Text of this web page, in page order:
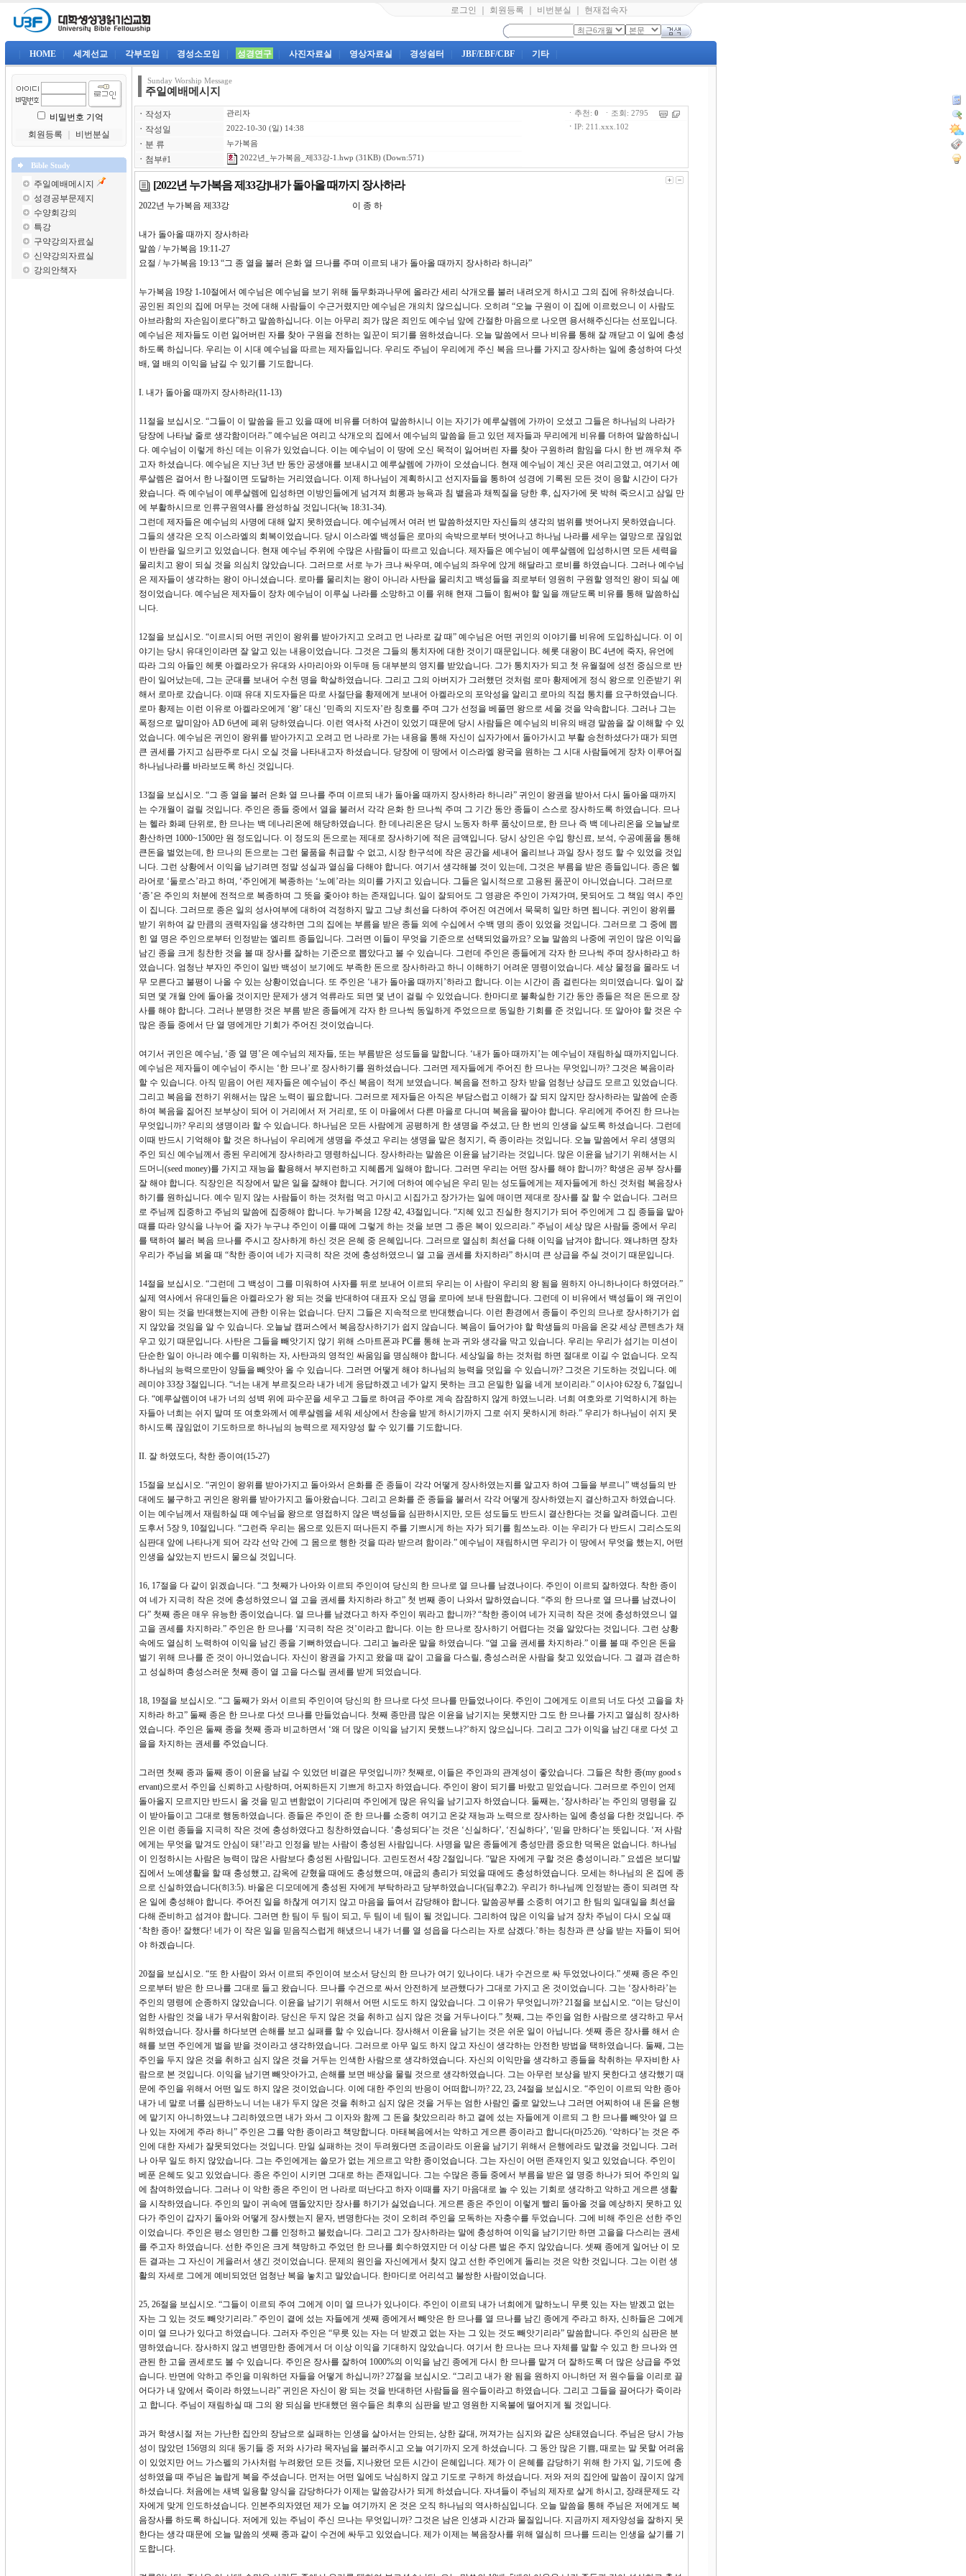
로그인 회원등록 비번분실 현재접속자
HOME 세계선교 각부모임 경성소모임 성경연구 사진자료실 영상자료실 경성쉼터 JBF/EBF/CBF 기타
비밀번호 기억
회원등록
비번분실
Bible Study
주일예배메시지
성경공부문제지
수양회강의
특강
구약강의자료실
신약강의자료실
강의안책자
Sunday Worship Message
주일예배메시지
ㆍ 작성자 관리자
ㆍ 작성일 2022-10-30 (일) 14:38
ㆍ 분 류 누가복음
ㆍ 첨부#1 2022년_누가복음_제33강-1.hwp (31KB) (Down:571)
ㆍ추천: 0 ㆍ조회: 2795
ㆍ IP: 211.xxx.102
[2022년 누가복음 제33강]내가 돌아올 때까지 장사하라
2022년 누가복음 제33강 이 종 하
내가 돌아올 때까지 장사하라
말씀 / 누가복음 19:11-27
요절 / 누가복음 19:13 “그 종 열을 불러 은화 열 므나를 주며 이르되 내가 돌아올 때까지 장사하라 하니라”
누가복음 19장 1-10절에서 예수님은 예수님을 보기 위해 돌무화과나무에 올라간 세리 삭개오를 불러 내려오게 하시고 그의 집에 유하셨습니다.
공인된 죄인의 집에 머무는 것에 대해 사람들이 수근거렸지만 예수님은 개의치 않으십니다. 오히려 “오늘 구원이 이 집에 이르렀으니 이 사람도
아브라함의 자손임이로다”하고 말씀하십니다. 이는 아무리 죄가 많은 죄인도 예수님 앞에 간절한 마음으로 나오면 용서해주신다는 선포입니다.
예수님은 제자들도 이런 잃어버린 자를 찾아 구원을 전하는 일꾼이 되기를 원하셨습니다. 오늘 말씀에서 므나 비유를 통해 잘 깨닫고 이 일에 충성
하도록 하십니다. 우리는 이 시대 예수님을 따르는 제자들입니다. 우리도 주님이 우리에게 주신 복음 므나를 가지고 장사하는 일에 충성하여 다섯
배, 열 배의 이익을 남길 수 있기를 기도합니다.
I. 내가 돌아올 때까지 장사하라(11-13)
11절을 보십시오. “그들이 이 말씀을 듣고 있을 때에 비유를 더하여 말씀하시니 이는 자기가 예루살렘에 가까이 오셨고 그들은 하나님의 나라가
당장에 나타날 줄로 생각함이더라.” 예수님은 여리고 삭개오의 집에서 예수님의 말씀을 듣고 있던 제자들과 무리에게 비유를 더하여 말씀하십니
다. 예수님이 이렇게 하신 데는 이유가 있었습니다. 이는 예수님이 이 땅에 오신 목적이 잃어버린 자를 찾아 구원하려 함임을 다시 한 번 깨우쳐 주
고자 하셨습니다. 예수님은 지난 3년 반 동안 공생애를 보내시고 예루살렘에 가까이 오셨습니다. 현재 예수님이 계신 곳은 여리고였고, 여기서 예
루살렘은 걸어서 한 나절이면 도달하는 거리였습니다. 이제 하나님이 계획하시고 선지자들을 통하여 성경에 기록된 모든 것이 응할 시간이 다가
왔습니다. 즉 예수님이 예루살렘에 입성하면 이방인들에게 넘겨져 희롱과 능욕과 침 뱉음과 채찍질을 당한 후, 십자가에 못 박혀 죽으시고 삼일 만
에 부활하시므로 인류구원역사를 완성하실 것입니다(눅 18:31-34).
그런데 제자들은 예수님의 사명에 대해 알지 못하였습니다. 예수님께서 여러 번 말씀하셨지만 자신들의 생각의 범위를 벗어나지 못하였습니다.
그들의 생각은 오직 이스라엘의 회복이었습니다. 당시 이스라엘 백성들은 로마의 속박으로부터 벗어나고 하나님 나라를 세우는 열망으로 끊임없
이 반란을 일으키고 있었습니다. 현재 예수님 주위에 수많은 사람들이 따르고 있습니다. 제자들은 예수님이 예루살렘에 입성하시면 모든 세력을
물리치고 왕이 되실 것을 의심치 않았습니다. 그러므로 서로 누가 크냐 싸우며, 예수님의 좌우에 앉게 해달라고 로비를 하였습니다. 그러나 예수님
은 제자들이 생각하는 왕이 아니셨습니다. 로마를 물리치는 왕이 아니라 사탄을 물리치고 백성들을 죄로부터 영원히 구원할 영적인 왕이 되실 예
정이었습니다. 예수님은 제자들이 장차 예수님이 이루실 나라를 소망하고 이를 위해 현재 그들이 힘써야 할 일을 깨닫도록 비유를 통해 말씀하십
니다.
12절을 보십시오. “이르시되 어떤 귀인이 왕위를 받아가지고 오려고 먼 나라로 갈 때” 예수님은 어떤 귀인의 이야기를 비유에 도입하십니다. 이 이
야기는 당시 유대인이라면 잘 알고 있는 내용이었습니다. 그것은 그들의 통치자에 대한 것이기 때문입니다. 헤롯 대왕이 BC 4년에 죽자, 유언에
따라 그의 아들인 헤롯 아켈라오가 유대와 사마리아와 이두매 등 대부분의 영지를 받았습니다. 그가 통치자가 되고 첫 유월절에 성전 중심으로 반
란이 일어났는데, 그는 군대를 보내어 수천 명을 학살하였습니다. 그리고 그의 아버지가 그러했던 것처럼 로마 황제에게 정식 왕으로 인준받기 위
해서 로마로 갔습니다. 이때 유대 지도자들은 따로 사절단을 황제에게 보내어 아켈라오의 포악성을 알리고 로마의 직접 통치를 요구하였습니다.
로마 황제는 이런 이유로 아켈라오에게 ‘왕’ 대신 ‘민족의 지도자’란 칭호를 주며 그가 선정을 베풀면 왕으로 세울 것을 약속합니다. 그러나 그는
폭정으로 말미암아 AD 6년에 폐위 당하였습니다. 이런 역사적 사건이 있었기 때문에 당시 사람들은 예수님의 비유의 배경 말씀을 잘 이해할 수 있
었습니다. 예수님은 귀인이 왕위를 받아가지고 오려고 먼 나라로 가는 내용을 통해 자신이 십자가에서 돌아가시고 부활 승천하셨다가 때가 되면
큰 권세를 가지고 심판주로 다시 오실 것을 나타내고자 하셨습니다. 당장에 이 땅에서 이스라엘 왕국을 원하는 그 시대 사람들에게 장차 이루어질
하나님나라를 바라보도록 하신 것입니다.
13절을 보십시오. “그 종 열을 불러 은화 열 므나를 주며 이르되 내가 돌아올 때까지 장사하라 하니라” 귀인이 왕권을 받아서 다시 돌아올 때까지
는 수개월이 걸릴 것입니다. 주인은 종들 중에서 열을 불러서 각각 은화 한 므나씩 주며 그 기간 동안 종들이 스스로 장사하도록 하였습니다. 므나
는 헬라 화폐 단위로, 한 므나는 백 데나리온에 해당하였습니다. 한 데나리온은 당시 노동자 하루 품삯이므로, 한 므나 즉 백 데나리온을 오늘날로
환산하면 1000~1500만 원 정도입니다. 이 정도의 돈으로는 제대로 장사하기에 적은 금액입니다. 당시 상인은 수입 향신료, 보석, 수공예품을 통해
큰돈을 벌었는데, 한 므나의 돈으로는 그런 물품을 취급할 수 없고, 시장 한구석에 작은 공간을 세내어 올리브나 과일 장사 정도 할 수 있었을 것입
니다. 그런 상황에서 이익을 남기려면 정말 성실과 열심을 다해야 합니다. 여기서 생각해볼 것이 있는데, 그것은 부름을 받은 종들입니다. 종은 헬
라어로 ‘둘로스’라고 하며, ‘주인에게 복종하는 ‘노예’라는 의미를 가지고 있습니다. 그들은 일시적으로 고용된 품꾼이 아니었습니다. 그러므로
‘종’은 주인의 처분에 전적으로 복종하며 그 뜻을 좇아야 하는 존재입니다. 일이 잘되어도 그 영광은 주인이 가져가며, 못되어도 그 책임 역시 주인
이 집니다. 그러므로 종은 일의 성사여부에 대하여 걱정하지 말고 그냥 최선을 다하여 주어진 여건에서 묵묵히 일만 하면 됩니다. 귀인이 왕위를
받기 위하여 갈 만큼의 권력자임을 생각하면 그의 집에는 부름을 받은 종들 외에 수십에서 수백 명의 종이 있었을 것입니다. 그러므로 그 중에 뽑
힌 열 명은 주인으로부터 인정받는 엘리트 종들입니다. 그러면 이들이 무엇을 기준으로 선택되었을까요? 오늘 말씀의 나중에 귀인이 많은 이익을
남긴 종을 크게 칭찬한 것을 볼 때 장사를 잘하는 기준으로 뽑았다고 볼 수 있습니다. 그런데 주인은 종들에게 각자 한 므나씩 주며 장사하라고 하
였습니다. 엄청난 부자인 주인이 일반 백성이 보기에도 부족한 돈으로 장사하라고 하니 이해하기 어려운 명령이었습니다. 세상 물정을 몰라도 너
무 모른다고 불평이 나올 수 있는 상황이었습니다. 또 주인은 ‘내가 돌아올 때까지’하라고 합니다. 이는 시간이 좀 걸린다는 의미였습니다. 일이 잘
되면 몇 개월 안에 돌아올 것이지만 문제가 생겨 억류라도 되면 몇 년이 걸릴 수 있었습니다. 한마디로 불확실한 기간 동안 종들은 적은 돈으로 장
사를 해야 합니다. 그러나 분명한 것은 부름 받은 종들에게 각자 한 므나씩 동일하게 주었으므로 동일한 기회를 준 것입니다. 또 알아야 할 것은 수
많은 종들 중에서 단 열 명에게만 기회가 주어진 것이었습니다.
여기서 귀인은 예수님, ‘종 열 명’은 예수님의 제자들, 또는 부름받은 성도들을 말합니다. ‘내가 돌아 때까지’는 예수님이 재림하실 때까지입니다.
예수님은 제자들이 예수님이 주시는 ‘한 므나’로 장사하기를 원하셨습니다. 그러면 제자들에게 주어진 한 므나는 무엇입니까? 그것은 복음이라
할 수 있습니다. 아직 믿음이 어린 제자들은 예수님이 주신 복음이 적게 보였습니다. 복음을 전하고 장차 받을 엄청난 상급도 모르고 있었습니다.
그리고 복음을 전하기 위해서는 많은 노력이 필요합니다. 그러므로 제자들은 아직은 부담스럽고 이해가 잘 되지 않지만 장사하라는 말씀에 순종
하여 복음을 짊어진 보부상이 되어 이 거리에서 저 거리로, 또 이 마을에서 다른 마을로 다니며 복음을 팔아야 합니다. 우리에게 주어진 한 므나는
무엇입니까? 우리의 생명이라 할 수 있습니다. 하나님은 모든 사람에게 공평하게 한 생명을 주셨고, 단 한 번의 인생을 살도록 하셨습니다. 그런데
이때 반드시 기억해야 할 것은 하나님이 우리에게 생명을 주셨고 우리는 생명을 맡은 청지기, 즉 종이라는 것입니다. 오늘 말씀에서 우리 생명의
주인 되신 예수님께서 종된 우리에게 장사하라고 명령하십니다. 장사하라는 말씀은 이윤을 남기라는 것입니다. 많은 이윤을 남기기 위해서는 시
드머니(seed money)를 가지고 재능을 활용해서 부지런하고 지혜롭게 일해야 합니다. 그러면 우리는 어떤 장사를 해야 합니까? 학생은 공부 장사를
잘 해야 합니다. 직장인은 직장에서 맡은 일을 잘해야 합니다. 거기에 더하여 예수님은 우리 믿는 성도들에게는 제자들에게 하신 것처럼 복음장사
하기를 원하십니다. 예수 믿지 않는 사람들이 하는 것처럼 먹고 마시고 시집가고 장가가는 일에 매이면 제대로 장사를 잘 할 수 없습니다. 그러므
로 주님께 집중하고 주님의 말씀에 집중해야 합니다. 누가복음 12장 42, 43절입니다. “지혜 있고 진실한 청지기가 되어 주인에게 그 집 종들을 맡아
때를 따라 양식을 나누어 줄 자가 누구냐 주인이 이를 때에 그렇게 하는 것을 보면 그 종은 복이 있으리라.” 주님이 세상 많은 사람들 중에서 우리
를 택하여 불러 복음 므나를 주시고 장사하게 하신 것은 은혜 중 은혜입니다. 그러므로 열심히 최선을 다해 이익을 남겨야 합니다. 왜냐하면 장차
우리가 주님을 뵈올 때 “착한 종이여 네가 지극히 작은 것에 충성하였으니 열 고을 권세를 차지하라” 하시며 큰 상급을 주실 것이기 때문입니다.
14절을 보십시오. “그런데 그 백성이 그를 미워하여 사자를 뒤로 보내어 이르되 우리는 이 사람이 우리의 왕 됨을 원하지 아니하나이다 하였더라.”
실제 역사에서 유대인들은 아켈라오가 왕 되는 것을 반대하여 대표자 오십 명을 로마에 보내 탄원합니다. 그런데 이 비유에서 백성들이 왜 귀인이
왕이 되는 것을 반대했는지에 관한 이유는 없습니다. 단지 그들은 지속적으로 반대했습니다. 이런 환경에서 종들이 주인의 므나로 장사하기가 쉽
지 않았을 것임을 알 수 있습니다. 오늘날 캠퍼스에서 복음장사하기가 쉽지 않습니다. 복음이 들어가야 할 학생들의 마음을 온갖 세상 콘텐츠가 채
우고 있기 때문입니다. 사탄은 그들을 빼앗기지 않기 위해 스마트폰과 PC를 통해 눈과 귀와 생각을 막고 있습니다. 우리는 우리가 섬기는 미션이
단순한 일이 아니라 예수를 미워하는 자, 사탄과의 영적인 싸움임을 명심해야 합니다. 세상일을 하는 것처럼 하면 절대로 이길 수 없습니다. 오직
하나님의 능력으로만이 양들을 빼앗아 올 수 있습니다. 그러면 어떻게 해야 하나님의 능력을 덧입을 수 있습니까? 그것은 기도하는 것입니다. 예
레미야 33장 3절입니다. “너는 내게 부르짖으라 내가 네게 응답하겠고 네가 알지 못하는 크고 은밀한 일을 네게 보이리라.” 이사야 62장 6, 7절입니
다. “예루살렘이여 내가 너의 성벽 위에 파수꾼을 세우고 그들로 하여금 주야로 계속 잠잠하지 않게 하였느니라. 너희 여호와로 기억하시게 하는
자들아 너희는 쉬지 말며 또 여호와께서 예루살렘을 세워 세상에서 찬송을 받게 하시기까지 그로 쉬지 못하시게 하라.” 우리가 하나님이 쉬지 못
하시도록 끊임없이 기도하므로 하나님의 능력으로 제자양성 할 수 있기를 기도합니다.
II. 잘 하였도다, 착한 종이여(15-27)
15절을 보십시오. “귀인이 왕위를 받아가지고 돌아와서 은화를 준 종들이 각각 어떻게 장사하였는지를 알고자 하여 그들을 부르니” 백성들의 반
대에도 불구하고 귀인은 왕위를 받아가지고 돌아왔습니다. 그리고 은화를 준 종들을 불러서 각각 어떻게 장사하였는지 결산하고자 하였습니다.
이는 예수님께서 재림하실 때 예수님을 왕으로 영접하지 않은 백성들을 심판하시지만, 모든 성도들도 반드시 결산한다는 것을 알려줍니다. 고린
도후서 5장 9, 10절입니다. “그런즉 우리는 몸으로 있든지 떠나든지 주를 기쁘시게 하는 자가 되기를 힘쓰노라. 이는 우리가 다 반드시 그리스도의
심판대 앞에 나타나게 되어 각각 선악 간에 그 몸으로 행한 것을 따라 받으려 함이라.” 예수님이 재림하시면 우리가 이 땅에서 무엇을 했는지, 어떤
인생을 살았는지 반드시 물으실 것입니다.
16, 17절을 다 같이 읽겠습니다. “그 첫째가 나아와 이르되 주인이여 당신의 한 므나로 열 므나를 남겼나이다. 주인이 이르되 잘하였다. 착한 종이
여 네가 지극히 작은 것에 충성하였으니 열 고을 권세를 차지하라 하고” 첫 번째 종이 나와서 말하였습니다. “주의 한 므나로 열 므나를 남겼나이
다” 첫째 종은 매우 유능한 종이었습니다. 열 므나를 남겼다고 하자 주인이 뭐라고 합니까? “착한 종이여 네가 지극히 작은 것에 충성하였으니 열
고을 권세를 차지하라.” 주인은 한 므나를 ‘지극히 작은 것’이라고 합니다. 이는 한 므나로 장사하기 어렵다는 것을 알았다는 것입니다. 그런 상황
속에도 열심히 노력하여 이익을 남긴 종을 기뻐하였습니다. 그리고 놀라운 말을 하였습니다. “열 고을 권세를 차지하라.” 이를 볼 때 주인은 돈을
벌기 위해 므나를 준 것이 아니었습니다. 자신이 왕권을 가지고 왔을 때 같이 고을을 다스릴, 충성스러운 사람을 찾고 있었습니다. 그 결과 겸손하
고 성실하며 충성스러운 첫째 종이 열 고을 다스릴 권세를 받게 되었습니다.
18, 19절을 보십시오. “그 둘째가 와서 이르되 주인이여 당신의 한 므나로 다섯 므나를 만들었나이다. 주인이 그에게도 이르되 너도 다섯 고을을 차
지하라 하고” 둘째 종은 한 므나로 다섯 므나를 만들었습니다. 첫째 종만큼 많은 이윤을 남기지는 못했지만 그도 한 므나를 가지고 열심히 장사하
였습니다. 주인은 둘째 종을 첫째 종과 비교하면서 ‘왜 더 많은 이익을 남기지 못했느냐?’하지 않으십니다. 그리고 그가 이익을 남긴 대로 다섯 고
을을 차지하는 권세를 주었습니다.
그러면 첫째 종과 둘째 종이 이윤을 남길 수 있었던 비결은 무엇입니까? 첫째로, 이들은 주인과의 관계성이 좋았습니다. 그들은 착한 종(my good s
ervant)으로서 주인을 신뢰하고 사랑하며, 어찌하든지 기쁘게 하고자 하였습니다. 주인이 왕이 되기를 바랐고 믿었습니다. 그러므로 주인이 언제
돌아올지 모르지만 반드시 올 것을 믿고 변함없이 기다리며 주인에게 많은 유익을 남기고자 하였습니다. 둘째는, ‘장사하라’는 주인의 명령을 깊
이 받아들이고 그대로 행동하였습니다. 종들은 주인이 준 한 므나를 소중히 여기고 온갖 재능과 노력으로 장사하는 일에 충성을 다한 것입니다. 주
인은 이런 종들을 지극히 작은 것에 충성하였다고 칭찬하였습니다. ‘충성되다’는 것은 ‘신실하다’, ‘진실하다’, ‘믿을 만하다’는 뜻입니다. ‘저 사람
에게는 무엇을 맡겨도 안심이 돼!’라고 인정을 받는 사람이 충성된 사람입니다. 사명을 맡은 종들에게 충성만큼 중요한 덕목은 없습니다. 하나님
이 인정하시는 사람은 능력이 많은 사람보다 충성된 사람입니다. 고린도전서 4장 2절입니다. “맡은 자에게 구할 것은 충성이니라.” 요셉은 보디발
집에서 노예생활을 할 때 충성했고, 감옥에 갇혔을 때에도 충성했으며, 애굽의 총리가 되었을 때에도 충성하였습니다. 모세는 하나님의 온 집에 종
으로 신실하였습니다(히3:5). 바울은 디모데에게 충성된 자에게 부탁하라고 당부하였습니다(딤후2:2). 우리가 하나님께 인정받는 종이 되려면 작
은 일에 충성해야 합니다. 주어진 일을 하찮게 여기지 않고 마음을 들여서 감당해야 합니다. 말씀공부를 소중히 여기고 한 팀의 일대일을 최선을
다해 준비하고 섬겨야 합니다. 그러면 한 팀이 두 팀이 되고, 두 팀이 네 팀이 될 것입니다. 그리하여 많은 이익을 남겨 장차 주님이 다시 오실 때
‘착한 종아! 잘했다! 네가 이 작은 일을 믿음직스럽게 해냈으니 내가 너를 열 성읍을 다스리는 자로 삼겠다.’하는 칭찬과 큰 상을 받는 자들이 되어
야 하겠습니다.
20절을 보십시오. “또 한 사람이 와서 이르되 주인이여 보소서 당신의 한 므나가 여기 있나이다. 내가 수건으로 싸 두었었나이다.” 셋째 종은 주인
으로부터 받은 한 므나를 그대로 들고 왔습니다. 므나를 수건으로 싸서 안전하게 보관했다가 그대로 가지고 온 것이었습니다. 그는 ‘장사하라’는
주인의 명령에 순종하지 않았습니다. 이윤을 남기기 위해서 어떤 시도도 하지 않았습니다. 그 이유가 무엇입니까? 21절을 보십시오. “이는 당신이
엄한 사람인 것을 내가 무서워함이라. 당신은 두지 않은 것을 취하고 심지 않은 것을 거두나이다.” 첫째, 그는 주인을 엄한 사람으로 생각하고 무서
워하였습니다. 장사를 하다보면 손해를 보고 실패를 할 수 있습니다. 장사해서 이윤을 남기는 것은 쉬운 일이 아닙니다. 셋째 종은 장사를 해서 손
해를 보면 주인에게 벌을 받을 것이라고 생각하였습니다. 그러므로 아무 일도 하지 않고 자신이 생각하는 안전한 방법을 택하였습니다. 둘째, 그는
주인을 두지 않은 것을 취하고 심지 않은 것을 거두는 인색한 사람으로 생각하였습니다. 자신의 이익만을 생각하고 종들을 착취하는 무자비한 사
람으로 본 것입니다. 이익을 남기면 빼앗아가고, 손해를 보면 배상을 물릴 것으로 생각하였습니다. 그는 아무런 보상을 받지 못한다고 생각했기 때
문에 주인을 위해서 어떤 일도 하지 않은 것이었습니다. 이에 대한 주인의 반응이 어떠합니까? 22, 23, 24절을 보십시오. “주인이 이르되 악한 종아
내가 네 말로 너를 심판하노니 너는 내가 두지 않은 것을 취하고 심지 않은 것을 거두는 엄한 사람인 줄로 알았느냐 그러면 어찌하여 내 돈을 은행
에 맡기지 아니하였느냐 그리하였으면 내가 와서 그 이자와 함께 그 돈을 찾았으리라 하고 곁에 섰는 자들에게 이르되 그 한 므나를 빼앗아 열 므
나 있는 자에게 주라 하니” 주인은 그를 악한 종이라고 책망합니다. 마태복음에서는 악하고 게으른 종이라고 합니다(마25:26). ‘악하다’는 것은 주
인에 대한 자세가 잘못되었다는 것입니다. 만일 실패하는 것이 두려웠다면 조금이라도 이윤을 남기기 위해서 은행에라도 맡겼을 것입니다. 그러
나 아무 일도 하지 않았습니다. 그는 주인에게는 쓸모가 없는 게으르고 악한 종이었습니다. 그는 자신이 어떤 존재인지 잊고 있었습니다. 주인이
베푼 은혜도 잊고 있었습니다. 종은 주인이 시키면 그대로 하는 존재입니다. 그는 수많은 종들 중에서 부름을 받은 열 명중 하나가 되어 주인의 일
에 참여하였습니다. 그러나 이 악한 종은 주인이 먼 나라로 떠난다고 하자 이때를 자기 마음대로 놀 수 있는 기회로 생각하고 악하고 게으른 생활
을 시작하였습니다. 주인의 말이 귀속에 맴돌았지만 장사를 하기가 싫었습니다. 게으른 종은 주인이 이렇게 빨리 돌아올 것을 예상하지 못하고 있
다가 주인이 갑자기 돌아와 어떻게 장사했는지 묻자, 변명한다는 것이 오히려 주인을 모독하는 자충수를 두었습니다. 그에 비해 주인은 선한 주인
이었습니다. 주인은 평소 영민한 그를 인정하고 불렀습니다. 그리고 그가 장사하라는 말에 충성하여 이익을 남기기만 하면 고을을 다스리는 권세
를 주고자 하였습니다. 선한 주인은 크게 책망하고 주었던 한 므나를 회수하였지만 더 이상 다른 벌은 주지 않았습니다. 셋째 종에게 일어난 이 모
든 결과는 그 자신이 게을러서 생긴 것이었습니다. 문제의 원인을 자신에게서 찾지 않고 선한 주인에게 돌리는 것은 악한 것입니다. 그는 이런 생
활의 자세로 그에게 예비되었던 엄청난 복을 놓치고 말았습니다. 한마디로 어리석고 불쌍한 사람이었습니다.
25, 26절을 보십시오. “그들이 이르되 주여 그에게 이미 열 므나가 있나이다. 주인이 이르되 내가 너희에게 말하노니 무릇 있는 자는 받겠고 없는
자는 그 있는 것도 빼앗기리라.” 주인이 곁에 섰는 자들에게 셋째 종에게서 빼앗은 한 므나를 열 므나를 남긴 종에게 주라고 하자, 신하들은 그에게
이미 열 므나가 있다고 하였습니다. 그러자 주인은 “무릇 있는 자는 더 받겠고 없는 자는 그 있는 것도 빼앗기리라” 말씀합니다. 주인의 심판은 분
명하였습니다. 장사하지 않고 변명만한 종에게서 더 이상 이익을 기대하지 않았습니다. 여기서 한 므나는 므나 자체를 말할 수 있고 한 므나와 연
관된 한 고을 권세로도 볼 수 있습니다. 주인은 장사를 잘하여 1000%의 이익을 남긴 종에게 다시 한 므나를 맡겨 더 잘하도록 더 많은 상급을 주었
습니다. 반면에 악하고 주인을 미워하던 자들을 어떻게 하십니까? 27절을 보십시오. “그리고 내가 왕 됨을 원하지 아니하던 저 원수들을 이리로 끌
어다가 내 앞에서 죽이라 하였느니라” 귀인은 자신이 왕 되는 것을 반대하던 사람들을 원수들이라고 하였습니다. 그리고 그들을 끌어다가 죽이라
고 합니다. 주님이 재림하실 때 그의 왕 되심을 반대했던 원수들은 최후의 심판을 받고 영원한 지옥불에 떨어지게 될 것입니다.
과거 학생시절 저는 가난한 집안의 장남으로 실패하는 인생을 살아서는 안되는, 상한 갈대, 꺼져가는 심지와 같은 상태였습니다. 주님은 당시 가능
성이 많았던 156명의 의대 동기들 중 저와 사가랴 목자님을 불러주시고 오늘 여기까지 오게 하셨습니다. 그 동안 많은 기쁨, 때로는 말 못할 어려움
이 있었지만 어느 가스펠의 가사처럼 누려왔던 모든 것들, 지나왔던 모든 시간이 은혜입니다. 제가 이 은혜를 감당하기 위해 한 가지 일, 기도에 충
성하였을 때 주님은 놀랍게 복을 주셨습니다. 먼저는 어떤 일에도 낙심하지 않고 기도로 구하게 하셨습니다. 저와 저의 집안에 말씀이 끊이지 않게
하셨습니다. 처음에는 새벽 일용할 양식을 감당하다가 이제는 말씀강사가 되게 하셨습니다. 자녀들이 주님의 제자로 살게 하시고, 장래문제도 각
자에게 맞게 인도하셨습니다. 인본주의자였던 제가 오늘 여기까지 온 것은 오직 하나님의 역사하심입니다. 오늘 말씀을 통해 주님은 저에게도 복
음장사를 하도록 하십니다. 저에게 있는 주님이 주신 므나는 무엇입니까? 그것은 남은 인생과 시간과 물질입니다. 지금까지 제자양성을 잘하지 못
한다는 생각 때문에 오늘 말씀의 셋째 종과 같이 수건에 싸두고 있었습니다. 제가 이제는 복음장사를 위해 열심히 므나를 드리는 인생을 살기를 기
도합니다.